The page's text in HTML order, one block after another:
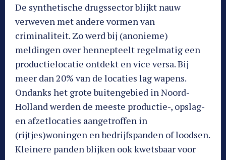
De synthetische drugssector blijkt nauw
verweven met andere vormen van
criminaliteit. Zo werd bij (anonieme)
meldingen over hennepteelt regelmatig een
productielocatie ontdekt en vice versa. Bij
meer dan 20% van de locaties lag wapens.
Ondanks het grote buitengebied in Noord-
Holland werden de meeste productie-, opslag-
en afzetlocaties aangetroffen in
(rijtjes)woningen en bedrijfspanden of loodsen.
Kleinere panden blijken ook kwetsbaar voor